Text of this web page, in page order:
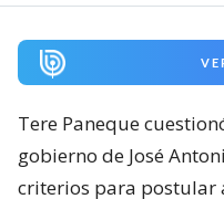
Tere Paneque
gobierno de José
criterios para postular